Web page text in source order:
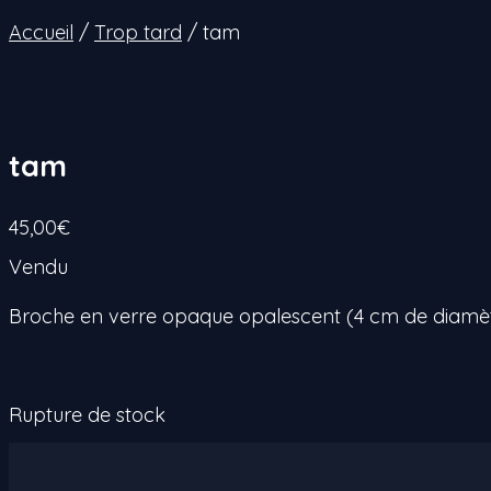
Accueil / Trop tard / tam
tam
45,00€
Vendu
Broche en verre opaque opalescent (4 cm de
Rupture de stock